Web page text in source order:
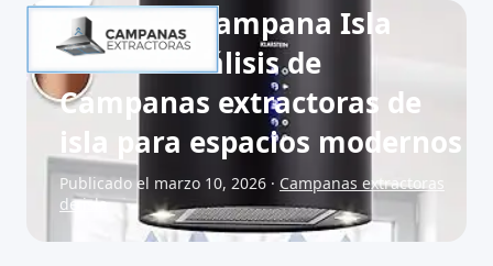
Klarstein Campana Isla
Cocina: análisis de
Campanas extractoras de
isla para espacios modernos
Publicado el marzo 10, 2026 · Campanas extractoras
de isla